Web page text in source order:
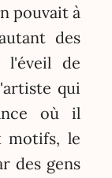
pouvait à
des
l'éveil de
qui
où il
motifs, le
des gens